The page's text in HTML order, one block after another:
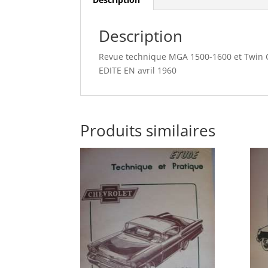
Description
Revue technique MGA 1500-1600 et Twin
EDITE EN avril 1960
Produits similaires